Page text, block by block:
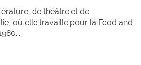
de théâtre et de
où elle travaille pour la Food and